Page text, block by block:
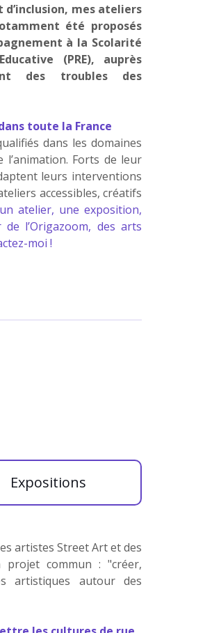
mes ateliers
été proposés
à la Scolarité
(PRE), auprès
des troubles des
toute la France
dans les domaines
Forts de leur
leurs interventions
accessibles, créatifs
atelier, une exposition,
l’Origazoom, des arts
moi !
Expositions
artistes Street Art et des
projet commun : "créer,
artistiques autour des